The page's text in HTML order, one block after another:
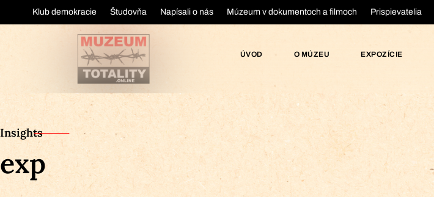
Klub demokracie Študovňa Napísali o nás Múzeum v dokumentoch a filmoch Prispievatelia
ÚVOD O MÚZEU EXPOZÍCIE
Insights
exp